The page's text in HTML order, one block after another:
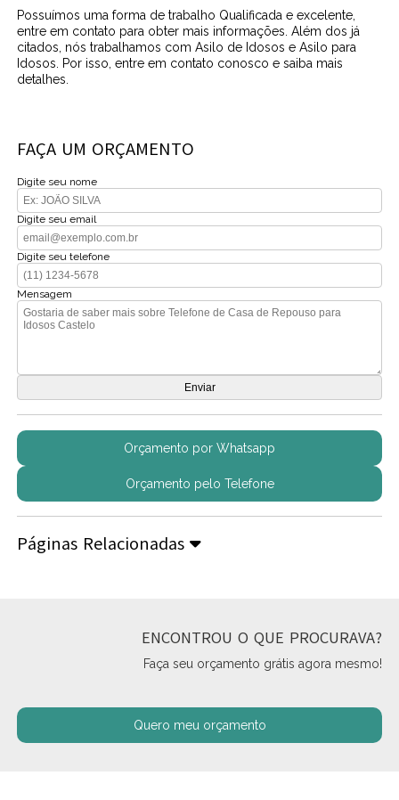
Possuímos uma forma de trabalho Qualificada e excelente,
entre em contato para obter mais informações. Além dos já
citados, nós trabalhamos com Asilo de Idosos e Asilo para
Idosos. Por isso, entre em contato conosco e saiba mais
detalhes.
FAÇA UM ORÇAMENTO
Digite seu nome
Digite seu email
Digite seu telefone
Mensagem
Orçamento por Whatsapp
Orçamento pelo Telefone
Páginas Relacionadas
ENCONTROU O QUE PROCURAVA?
Faça seu orçamento grátis agora mesmo!
Quero meu orçamento